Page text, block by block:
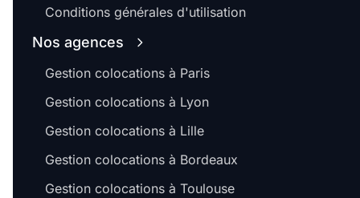
Conditions générales d'utilisation
Nos agences
Gestion colocations à Paris
Gestion colocations à Lyon
Gestion colocations à Lille
Gestion colocations à Bordeaux
Gestion colocations à Toulouse